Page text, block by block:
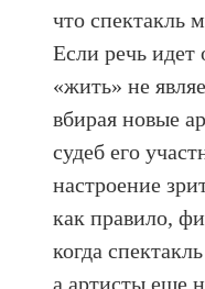
что спектакль
Если речь идет
«жить» не
вбирая новые
судеб его
настроение
как правило,
когда
а артисты еще